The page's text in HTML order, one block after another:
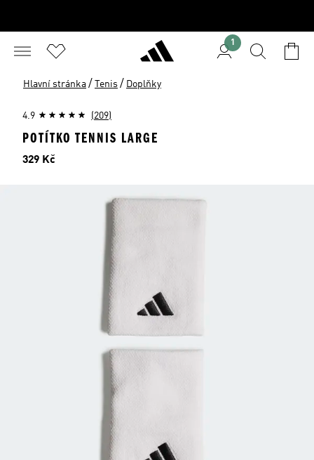
1
Hlavní stránka / Tenis / Doplňky
4.9 (209)
POTÍTKO TENNIS LARGE
Cena
329 Kč